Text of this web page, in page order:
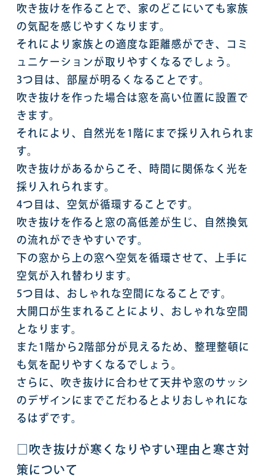
吹き抜けを作ることで、家のどこにいても家族
の気配を感じやすくなります。
それにより家族との適度な距離感ができ、コミ
ュニケーションが取りやすくなるでしょう。
3つ目は、部屋が明るくなることです。
吹き抜けを作った場合は窓を高い位置に設置で
きます。
それにより、自然光を1階にまで採り入れられま
す。
吹き抜けがあるからこそ、時間に関係なく光を
採り入れられます。
4つ目は、空気が循環することです。
吹き抜けを作ると窓の高低差が生じ、自然換気
の流れができやすいです。
下の窓から上の窓へ空気を循環させて、上手に
空気が入れ替わります。
5つ目は、おしゃれな空間になることです。
大開口が生まれることにより、おしゃれな空間
となります。
また1階から2階部分が見えるため、整理整頓に
も気を配りやすくなるでしょう。
さらに、吹き抜けに合わせて天井や窓のサッシ
のデザインにまでこだわるとよりおしゃれにな
るはずです。
□吹き抜けが寒くなりやすい理由と寒さ対
策について